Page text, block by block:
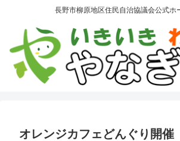
長野市柳原地区住民自治協議会公式ホ
オレンジカフェどんぐり開